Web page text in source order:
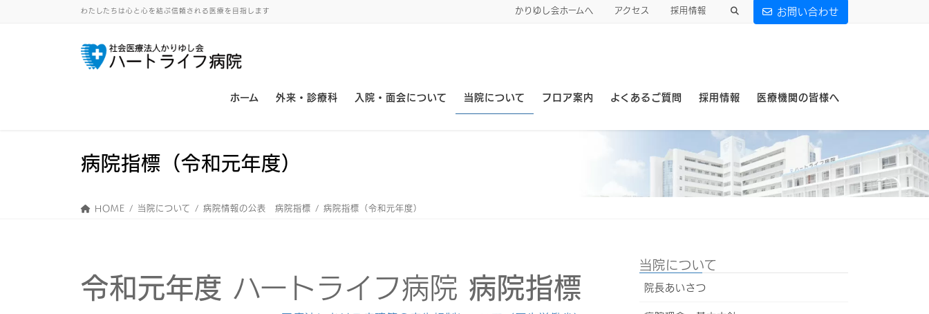
わたしたちは心と心を結ぶ信頼される医療を目指します かりゆし会ホームへ アクセス 採用情報 お問い合わせ
ホーム 外来・診療科 入院・面会について 当院について フロア案内 よくあるご質問 採用情報 医療機関の皆様へ
病院指標（令和元年度）
HOME 当院について 病院情報の公表 病院指標 病院指標（令和元年度）
令和元年度 ハートライフ病院 病院指標
当院について
院長あいさつ